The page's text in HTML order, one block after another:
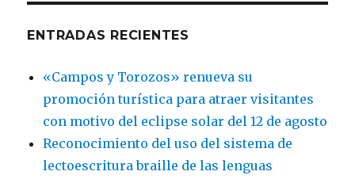
ENTRADAS RECIENTES
«Campos y Torozos» renueva su
promoción turística para atraer visitantes
con motivo del eclipse solar del 12 de agosto
Reconocimiento del uso del sistema de
lectoescritura braille de las lenguas